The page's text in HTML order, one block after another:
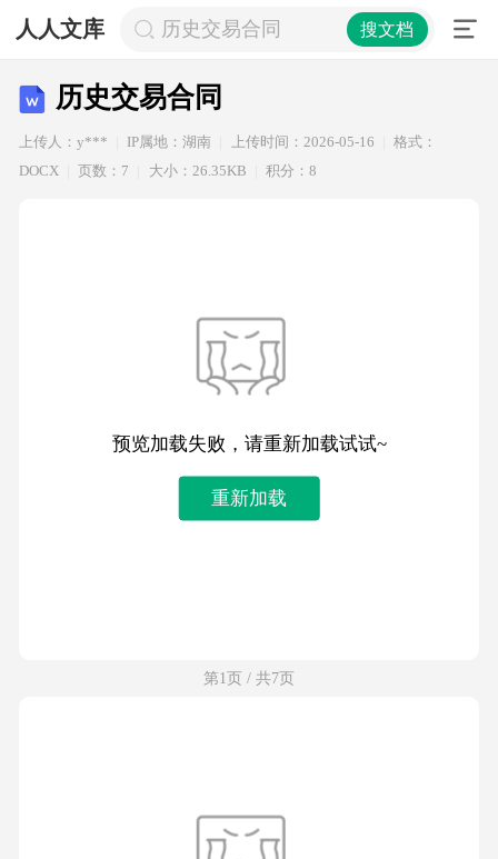
人人文库 历史交易合同 搜文档
历史交易合同
上传人：y*** IP属地：湖南 上传时间：2026-05-16
格式：
DOCX
页数：7 大小：26.35KB 积分：8
预览加载失败，请重新加载试试~
重新加载
第1页 / 共7页